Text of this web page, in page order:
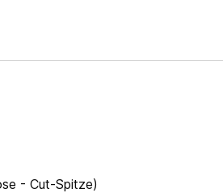
- Cut-Spitze)